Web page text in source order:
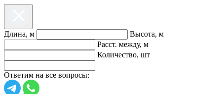
Длина, м
Высота, м
Расст. между, м
Количество, шт
Ответим на все вопросы: